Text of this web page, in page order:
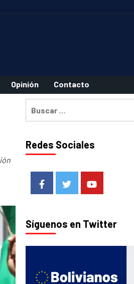
Opinión Contacto
Redes Sociales
FacebookTwitterYoutube
Síguenos en Twitter